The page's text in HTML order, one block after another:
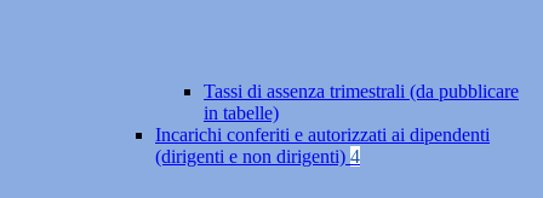
Tassi di assenza trimestrali (da pubblicare
in tabelle)
Incarichi conferiti e autorizzati ai dipendenti
(dirigenti e non dirigenti) 4